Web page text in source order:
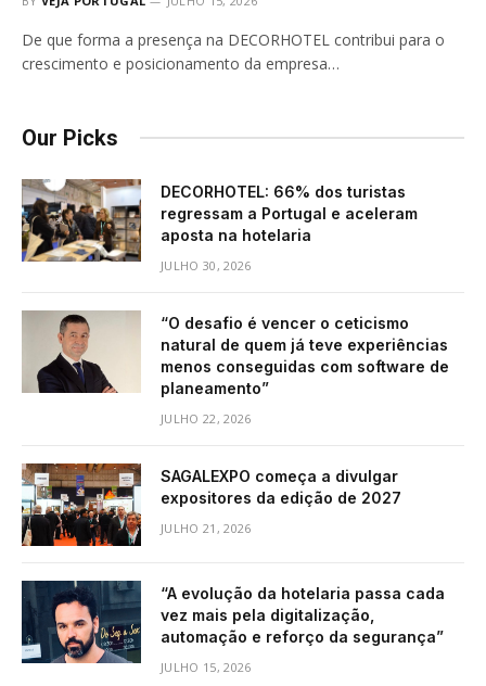
De que forma a presença na DECORHOTEL contribui para o
crescimento e posicionamento da empresa…
Our Picks
DECORHOTEL: 66% dos turistas
regressam a Portugal e aceleram
aposta na hotelaria
JULHO 30, 2026
“O desafio é vencer o ceticismo
natural de quem já teve experiências
menos conseguidas com software de
planeamento”
JULHO 22, 2026
SAGALEXPO começa a divulgar
expositores da edição de 2027
JULHO 21, 2026
“A evolução da hotelaria passa cada
vez mais pela digitalização,
automação e reforço da segurança”
JULHO 15, 2026